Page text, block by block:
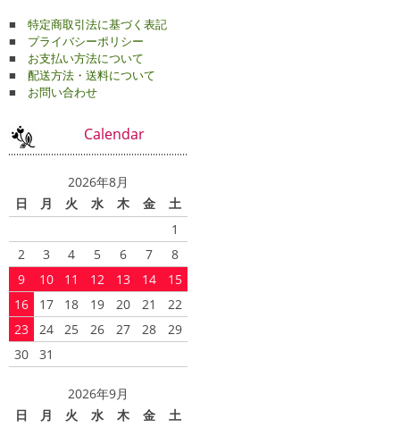
■ 特定商取引法に基づく表記
■ プライバシーポリシー
■ お支払い方法について
■ 配送方法・送料について
■ お問い合わせ
Calendar
2026年8月
日
月 火 水 木 金
土
1
2
3 4 5 6 7
8
9
10 11 12 13 14
15
16
17 18 19 20 21
22
23
24 25 26 27 28
29
30
31
2026年9月
日
月 火 水 木 金 土